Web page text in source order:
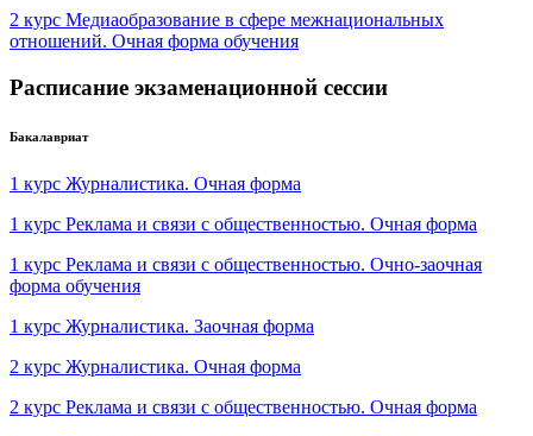
2 курс Медиаобразование в сфере межнациональных
отношений. Очная форма обучения
Расписание экзаменационной сессии
Бакалавриат
1 курс Журналистика. Очная форма
1 курс Реклама и связи с общественностью. Очная форма
1 курс Реклама и связи с общественностью. Очно-заочная
форма обучения
1 курс Журналистика. Заочная форма
2 курс Журналистика. Очная форма
2 курс Реклама и связи с общественностью. Очная форма